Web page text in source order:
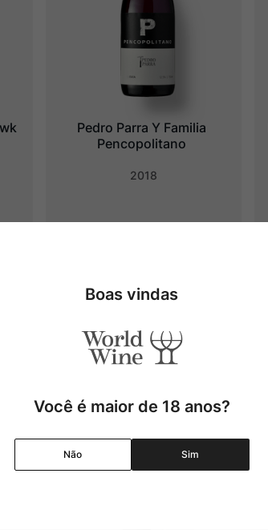
Pedro Parra Y Familia
Pencopolitano
2018
Boas vindas
Você é maior de 18 anos?
Não Sim